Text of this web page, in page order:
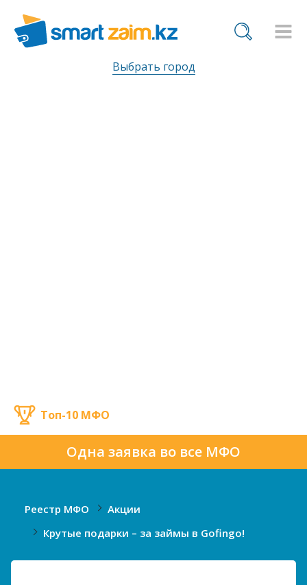
Выбрать город
Одна заявка во все МФО
Топ-10 МФО
Реестр МФО
Акции
Крутые подарки – за займы в Gofingo!